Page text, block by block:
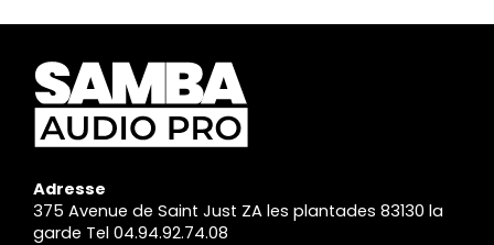
Adresse
375 Avenue de Saint Just ZA les plantades 83130 la
garde Tel 04.94.92.74.08